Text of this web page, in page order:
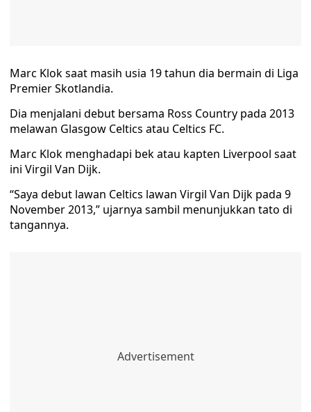
Marc Klok saat masih usia 19 tahun dia bermain di Liga
Premier Skotlandia.
Dia menjalani debut bersama Ross Country pada 2013
melawan Glasgow Celtics atau Celtics FC.
Marc Klok menghadapi bek atau kapten Liverpool saat
ini Virgil Van Dijk.
“Saya debut lawan Celtics lawan Virgil Van Dijk pada 9
November 2013,” ujarnya sambil menunjukkan tato di
tangannya.